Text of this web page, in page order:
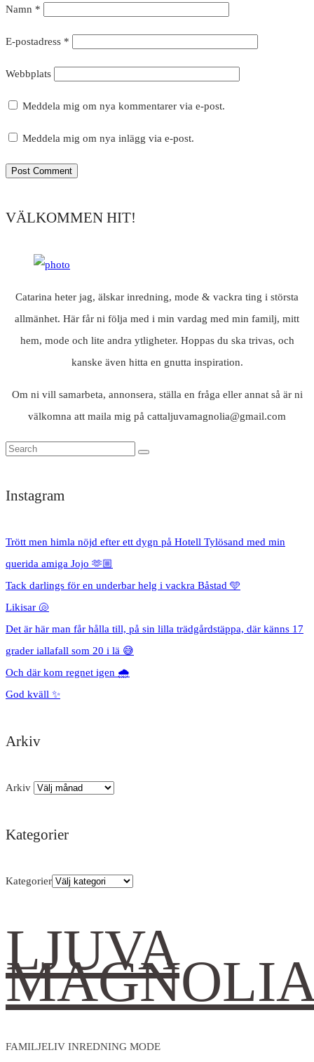
Namn *
E-postadress *
Webbplats
Meddela mig om nya kommentarer via e-post.
Meddela mig om nya inlägg via e-post.
VÄLKOMMEN HIT!
Catarina heter jag, älskar inredning, mode & vackra ting i största
allmänhet. Här får ni följa med i min vardag med min familj, mitt
hem, mode och lite andra ytligheter. Hoppas du ska trivas, och
kanske även hitta en gnutta inspiration.
Om ni vill samarbeta, annonsera, ställa en fråga eller annat så är ni
välkomna att maila mig på cattaljuvamagnolia@gmail.com
Instagram
Trött men himla nöjd efter ett dygn på Hotell Tylösand med min
querida amiga Jojo 🫶🏼
Tack darlings för en underbar helg i vackra Båstad 🩵
Likisar 🐚
Det är här man får hålla till, på sin lilla trädgårdstäppa, där känns 17
grader iallafall som 20 i lä 😅
Och där kom regnet igen 🌧️
God kväll ✨
Arkiv
Arkiv
Kategorier
Kategorier
LJUVA
FAMILJELIV INREDNING MODE